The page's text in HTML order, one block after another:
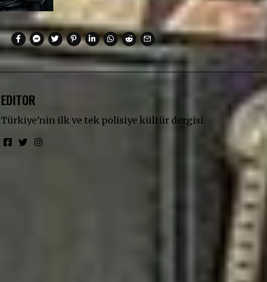
EDITOR
Türkiye'nin ilk ve tek polisiye kültür dergisi.